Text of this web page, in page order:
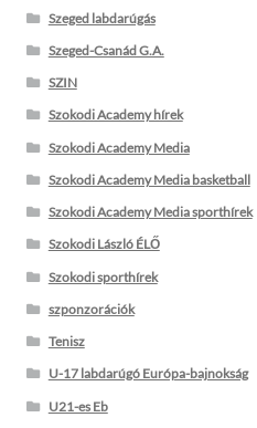
Szeged labdarúgás
Szeged-Csanád G.A.
SZIN
Szokodi Academy hírek
Szokodi Academy Media
Szokodi Academy Media basketball
Szokodi Academy Media sporthírek
Szokodi László ÉLŐ
Szokodi sporthírek
szponzorációk
Tenisz
U-17 labdarúgó Európa-bajnokság
U21-es Eb